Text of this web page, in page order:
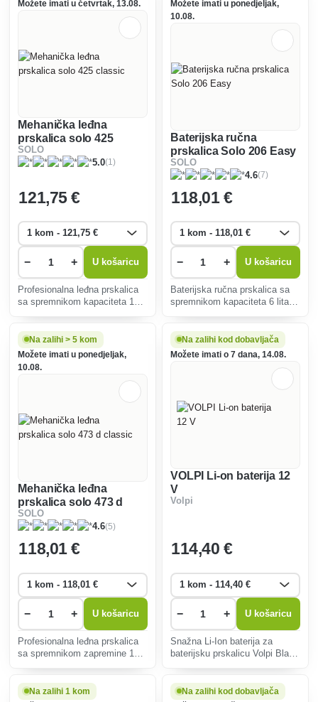
Možete imati u četvrtak, 13.08.
Mehanička leđna
prskalica solo 425
classic
SOLO
5.0(1)
121,75 €
− + U košaricu
Profesionalna leđna prskalica
sa spremnikom kapaciteta 15
Možete imati u ponedjeljak,
10.08.
Baterijska ručna
prskalica Solo 206 Easy
SOLO
4.6(7)
118,01 €
− + U košaricu
Baterijska ručna prskalica sa
spremnikom kapaciteta 6 litara
Na zalihi > 5 kom
Možete imati u ponedjeljak,
10.08.
Mehanička leđna
prskalica solo 473 d
classic
SOLO
4.6(5)
118,01 €
− + U košaricu
Profesionalna leđna prskalica
sa spremnikom zapremine 10
Na zalihi kod dobavljača
Možete imati o 7 dana, 14.08.
VOLPI Li-on baterija 12
V
Volpi
114,40 €
− + U košaricu
Snažna Li-Ion baterija za
baterijsku prskalicu Volpi Black
Na zalihi 1 kom
Na zalihi kod dobavljača